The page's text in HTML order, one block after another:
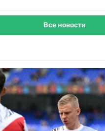
Все новости